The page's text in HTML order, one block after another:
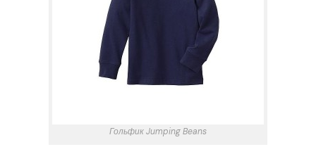
Гольфик Jumping Beans